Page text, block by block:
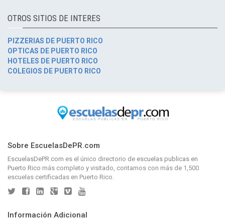
OTROS SITIOS DE INTERES
PIZZERIAS DE PUERTO RICO
OPTICAS DE PUERTO RICO
HOTELES DE PUERTO RICO
COLEGIOS DE PUERTO RICO
Sobre EscuelasDePR.com
EscuelasDePR.com es el único directorio de escuelas publicas en
Puerto Rico más completo y visitado, contamos con más de 1,500
escuelas certificadas en Puerto Rico.
Información Adicional